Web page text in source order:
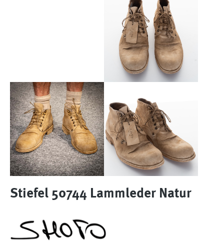
Stiefel 50744 Lammleder Natur